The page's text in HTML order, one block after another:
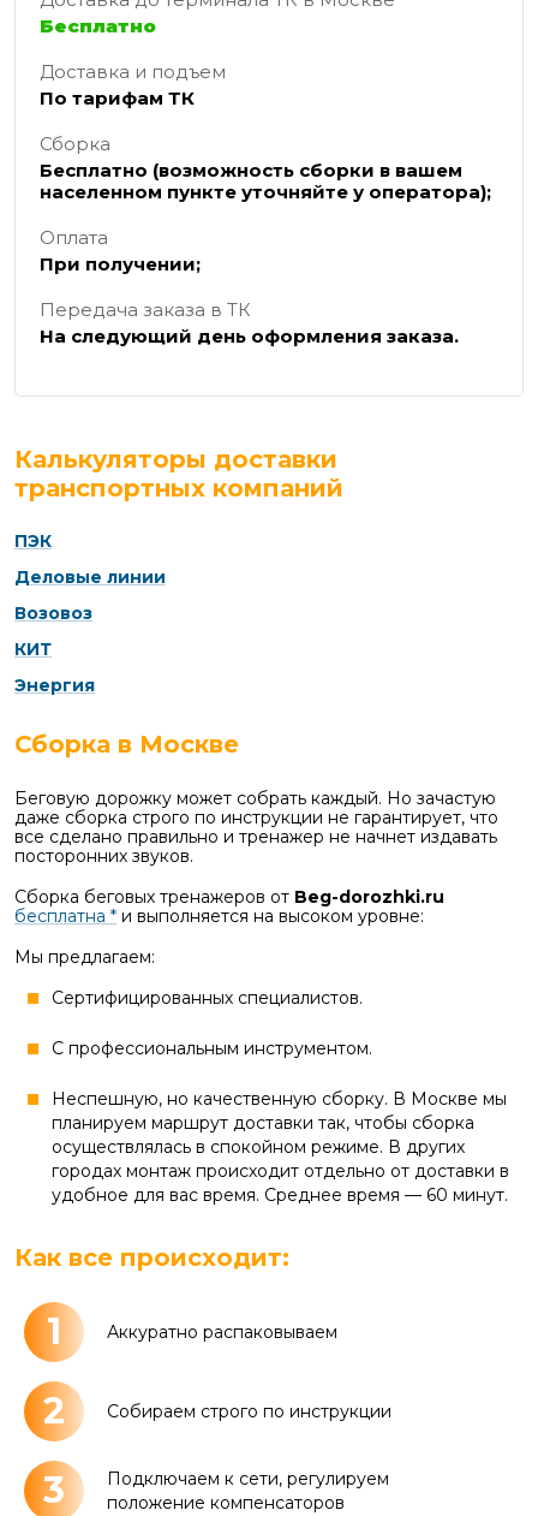
Бесплатно
Доставка и подъем
По тарифам ТК
Сборка
Бесплатно (возможность сборки в вашем
населенном пункте уточняйте у оператора);
Оплата
При получении;
Передача заказа в ТК
На следующий день оформления заказа.
Калькуляторы доставки
транспортных компаний
ПЭК
Деловые линии
Возовоз
КИТ
Энергия
Сборка в Москве
Беговую дорожку может собрать каждый. Но зачастую
даже сборка строго по инструкции не гарантирует, что
все сделано правильно и тренажер не начнет издавать
посторонних звуков.
Сборка беговых тренажеров от Beg-dorozhki.ru
бесплатна * и выполняется на высоком уровне:
Мы предлагаем:
Сертифицированных специалистов.
С профессиональным инструментом.
Неспешную, но качественную сборку. В Москве мы
планируем маршрут доставки так, чтобы сборка
осуществлялась в спокойном режиме. В других
городах монтаж происходит отдельно от доставки в
удобное для вас время. Среднее время — 60 минут.
Как все происходит:
1 Аккуратно распаковываем
2 Собираем строго по инструкции
3
Подключаем к сети, регулируем
положение компенсаторов